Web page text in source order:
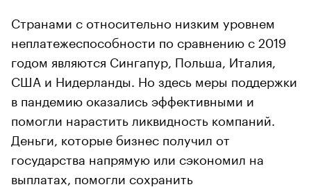
Странами с относительно низким уровнем
неплатежеспособности по сравнению с 2019
годом являются Сингапур, Польша, Италия,
США и Нидерланды. Но здесь меры поддержки
в пандемию оказались эффективными и
помогли нарастить ликвидность компаний.
Деньги, которые бизнес получил от
государства напрямую или сэкономил на
выплатах, помогли сохранить